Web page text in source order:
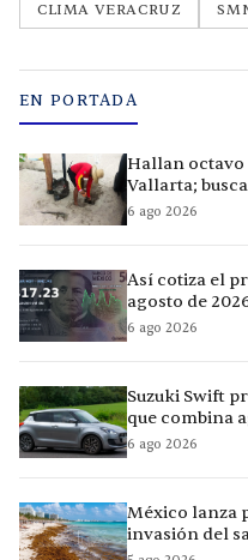
CLIMA VERACRUZ
EN PORTADA
Hallan
Vallarta;
6 ago 2026
Así cotiza el
agosto de
6 ago 2026
Suzuki Swift
que combina
6 ago 2026
México lanza
invasión del